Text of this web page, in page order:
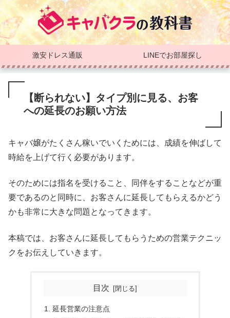
激安ドレス通販 LINEでお部屋探し
【断られない】タイプ別に見る、お客
への延長のお願い方法
キャバ嬢がたくさん稼いでいくためには、成績を伸ばして
時給を上げて行く必要があります。
そのためには指名を受けること、同伴をすることなどが重
要であるのと同時に、お客さんに延長してもらえるかどう
かも非常に大きな問題となってきます。
本稿では、お客さんに延長してもらうための営業テクニッ
クをお伝えしていきます。
目次
延長営業の注意点